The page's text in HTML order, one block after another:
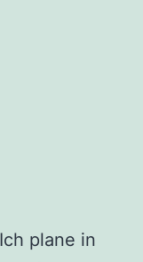
plane in